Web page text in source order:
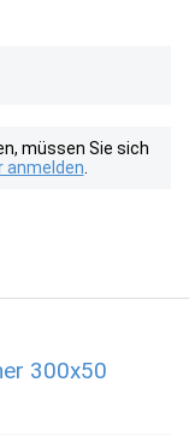
müssen Sie sich
anmelden
300x50